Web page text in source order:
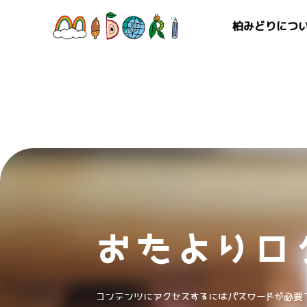
柏みどりにつ
おたよりロ
コンテンツにアクセスするにはパスワードが必要